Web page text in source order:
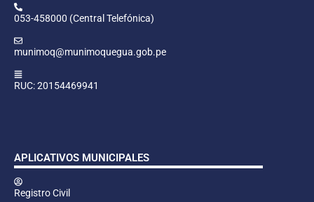
053-458000 (Central Telefónica)
munimoq@munimoquegua.gob.pe
RUC: 20154469941
APLICATIVOS MUNICIPALES
Registro Civil